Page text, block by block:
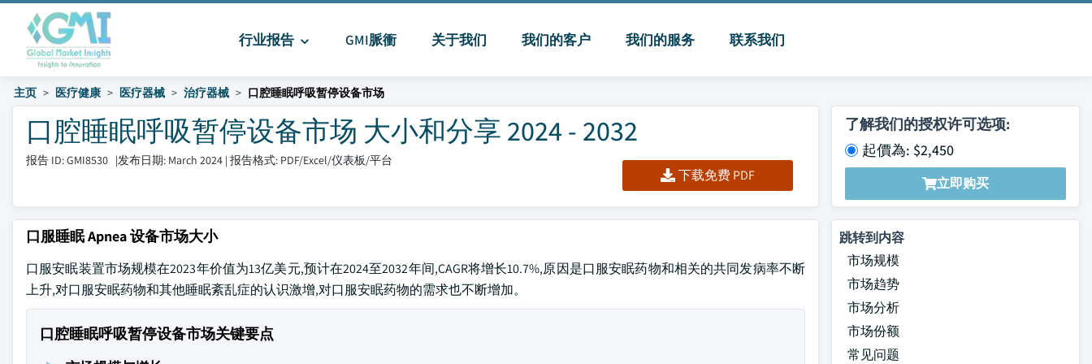
行业报告 GMI脈衝 关于我们 我们的客户 我们的服务 联系我们
主页 医疗健康 医疗器械 治疗器械 口腔睡眠呼吸暂停设备市场
口腔睡眠呼吸暂停设备市场 大小和分享 2024 - 2032
报告 ID: GMI8530 |发布日期: March 2024 | 报告格式: PDF/Excel/仪表板/平台
下载免费 PDF
了解我们的授权许可选项:
起價為: $2,450
立即购买
口服睡眠 Apnea 设备市场大小
口服安眠装置市场规模在2023年价值为13亿美元,预计在2024至2032年间,CAGR将增长10.7%,原因是口服安眠药物和相关的共同发病率不断
上升,对口服安眠药物和其他睡眠紊乱症的认识激增,对口服安眠药物的需求也不断增加。
口腔睡眠呼吸暂停设备市场关键要点
跳转到内容
市场规模
市场趋势
市场分析
市场份额
常见问题